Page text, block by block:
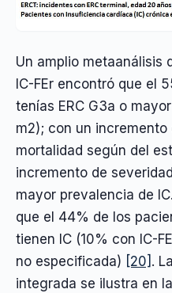
Un amplio metaanálisis
IC-FEr encontró que el
tenías ERC G3a o
m2); con un
mortalidad según del
incremento de
mayor prevalencia de
que el 44% de los
tienen IC (10% con IC-
no especificada) [20] .
integrada se ilustra en